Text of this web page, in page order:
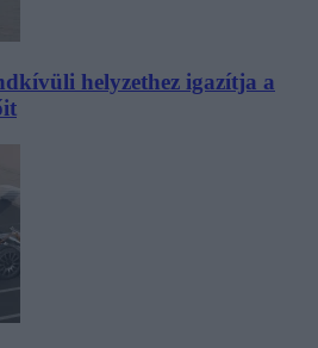
helyzethez igazítja a